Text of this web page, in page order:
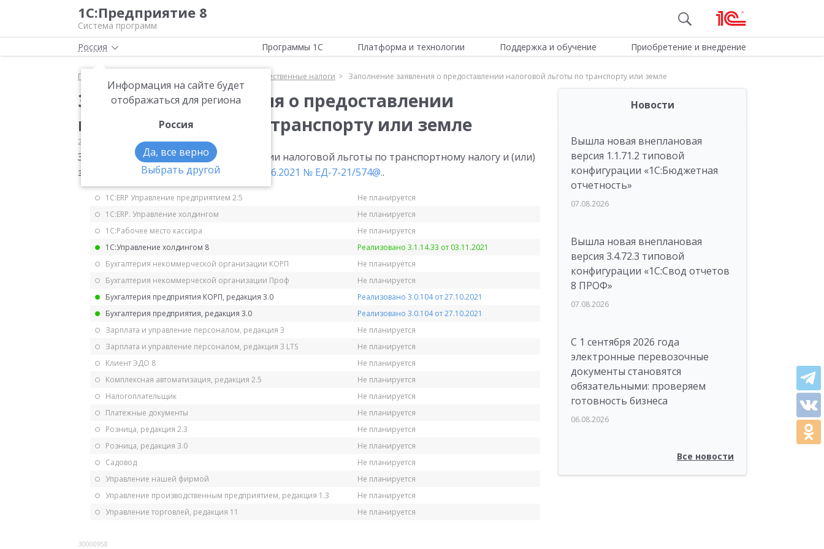
1С:Предприятие 8
Система программ
Россия
Информация на сайте будет
отображаться для региона
Россия
Да, все верно
Выбрать другой
Программы 1С Платформа и технологии Поддержка и обучение Приобретение и внедрение
Главная Имущественные налоги Заполнение заявления о предоставлении налоговой льготы по транспорту или земле
Заполнение заявления о предоставлении
налоговой льготы по транспорту или земле
22.07.2021 Имущественные налоги
Заполнение заявления о предоставлении налоговой льготы по транспортному налогу и (или)
земельному налогу.Приказ ФНС от 18.06.2021 № ЕД-7-21/574@..
1С:ERP Управление предприятием 2.5
Не планируется
1С:ERP. Управление холдингом
Не планируется
1С:Рабочее место кассира
Не планируется
1С:Управление холдингом 8
Реализовано 3.1.14.33 от 03.11.2021
Бухгалтерия некоммерческой организации КОРП
Не планируется
Бухгалтерия некоммерческой организации Проф
Не планируется
Бухгалтерия предприятия КОРП, редакция 3.0
Реализовано 3.0.104 от 27.10.2021
Бухгалтерия предприятия, редакция 3.0
Реализовано 3.0.104 от 27.10.2021
Зарплата и управление персоналом, редакция 3
Не планируется
Зарплата и управление персоналом, редакция 3 LTS
Не планируется
Клиент ЭДО 8
Не планируется
Комплексная автоматизация, редакция 2.5
Не планируется
Налогоплательщик
Не планируется
Платежные документы
Не планируется
Розница, редакция 2.3
Не планируется
Розница, редакция 3.0
Не планируется
Садовод
Не планируется
Управление нашей фирмой
Не планируется
Управление производственным предприятием, редакция 1.3
Не планируется
Управление торговлей, редакция 11
Не планируется
30000958
Новости
Вышла новая внеплановая
версия 1.1.71.2 типовой
конфигурации «1C:Бюджетная
отчетность»
07.08.2026
Вышла новая внеплановая
версия 3.4.72.3 типовой
конфигурации «1C:Свод отчетов
8 ПРОФ»
07.08.2026
С 1 сентября 2026 года
электронные перевозочные
документы становятся
обязательными: проверяем
готовность бизнеса
06.08.2026
Все новости